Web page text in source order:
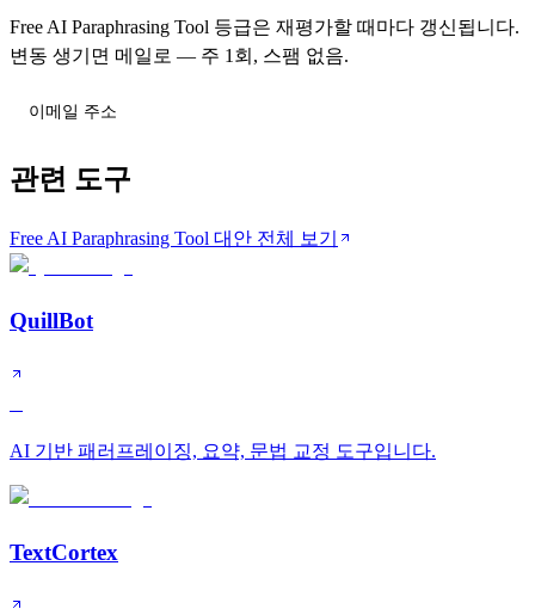
Free AI Paraphrasing Tool 등급은 재평가할 때마다 갱신됩니다.
변동 생기면 메일로 — 주 1회, 스팸 없음.
관련 도구
Free AI Paraphrasing Tool 대안 전체 보기
QuillBot
AI 기반 패러프레이징, 요약, 문법 교정 도구입니다.
TextCortex